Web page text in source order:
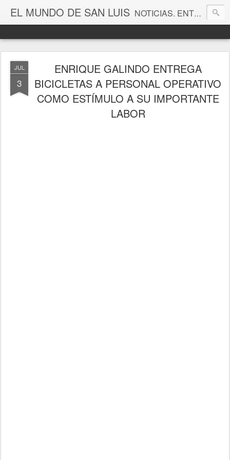
EL MUNDO DE SAN LUIS NOTICIAS. ENTRETENIMIENTO. EDITORIALES. CANAL DE VÍDEOS. GALERÍA DE FOTOGRAFÍAS.
JUL
3
ENRIQUE GALINDO ENTREGA
BICICLETAS A PERSONAL OPERATIVO
COMO ESTÍMULO A SU IMPORTANTE
LABOR